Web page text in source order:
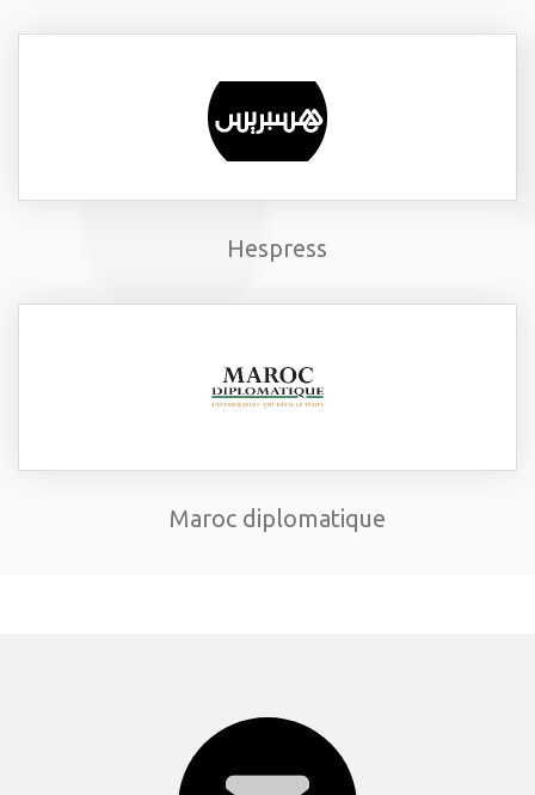
Hespress
Maroc diplomatique